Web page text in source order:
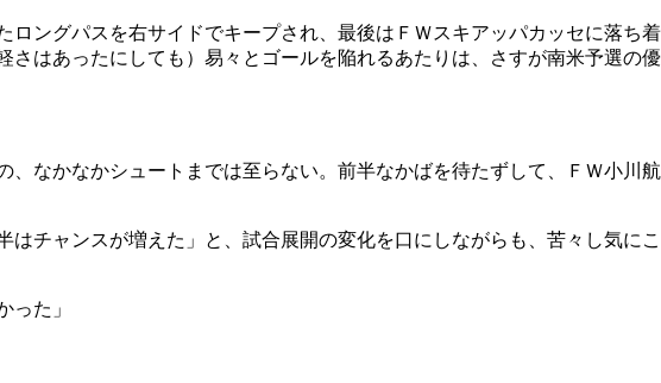
ングパスを右サイドでキープされ、最後はＦＷスキアッパカッセに落ち着
はあったにしても）易々とゴールを陥れるあたりは、さすが南米予選の優
なかなかシュートまでは至らない。前半なかばを待たずして、ＦＷ小川航
チャンスが増えた」と、試合展開の変化を口にしながらも、苦々し気にこ
った」